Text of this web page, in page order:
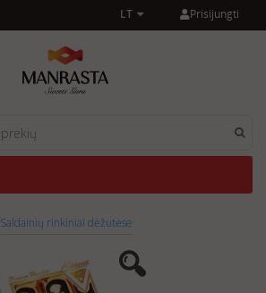
Prisijungti
LT
Saldainių rinkiniai dėžutėse